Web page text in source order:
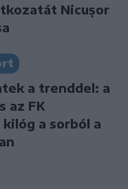
Nicușor
a trenddel: a
az FK
kilóg a sorból a